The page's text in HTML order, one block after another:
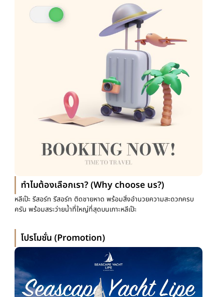
ทำไมต้องเลือกเรา? (Why choose us?)
หลีเป๊ะ รีสอร์ท รีสอร์ท ติดชายหาด พร้อมสิ่งอำนวยความสะดวกครบ
ครัน พร้อมสระว่ายน้ำที่ใหญ่ที่สุดบนเกาะหลีเป๊ะ
โปรโมชั่น (Promotion)